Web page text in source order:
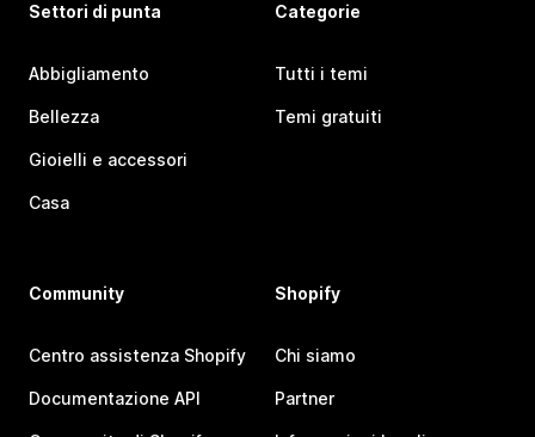
Settori di punta
Abbigliamento
Bellezza
Gioielli e accessori
Casa
Categorie
Tutti i temi
Temi gratuiti
Community
Centro assistenza Shopify
Documentazione API
Shopify
Chi siamo
Partner